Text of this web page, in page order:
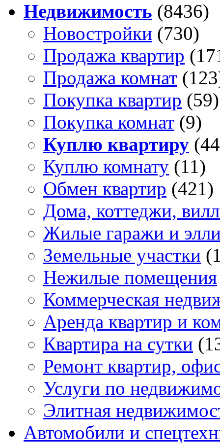
Недвижимость (8436)
Новостройки (730)
Продажа квартир
Продажа комнат
Покупка квартир (59)
Покупка комнат (9)
Куплю квартиру
Куплю комнату (11)
Обмен квартир (421)
Дома, коттеджи,
Жилые гаражи и
Земельные участки
Нежилые помещения
Коммерческая
Аренда квартир и
Квартира на сутки
Ремонт квартир,
Услуги по
Элитная
Автомобили и